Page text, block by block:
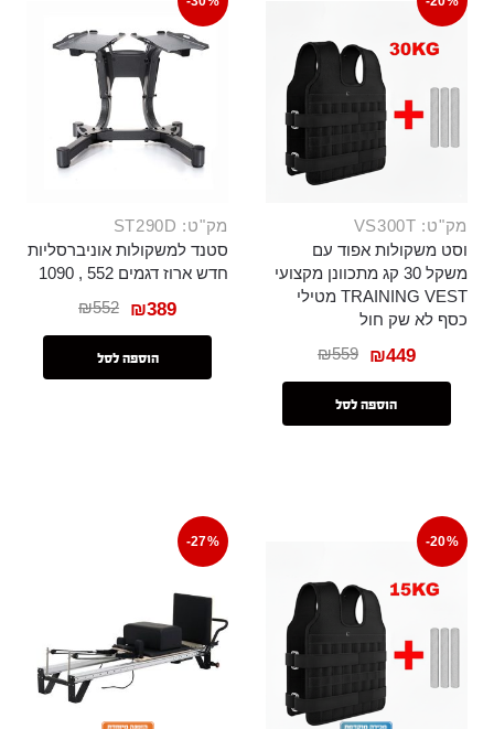
מק"ט: VS300T
וסט משקולות אפוד עם
משקל 30 קג מתכוונן מקצועי
TRAINING VEST מטילי
כסף לא שק חול
₪559 ₪449
הוספה לסל
מק"ט: ST290D
סטנד למשקולות אוניברסליות
חדש ארוז דגמים 552 , 1090
₪552 ₪389
הוספה לסל
-20%
-27%